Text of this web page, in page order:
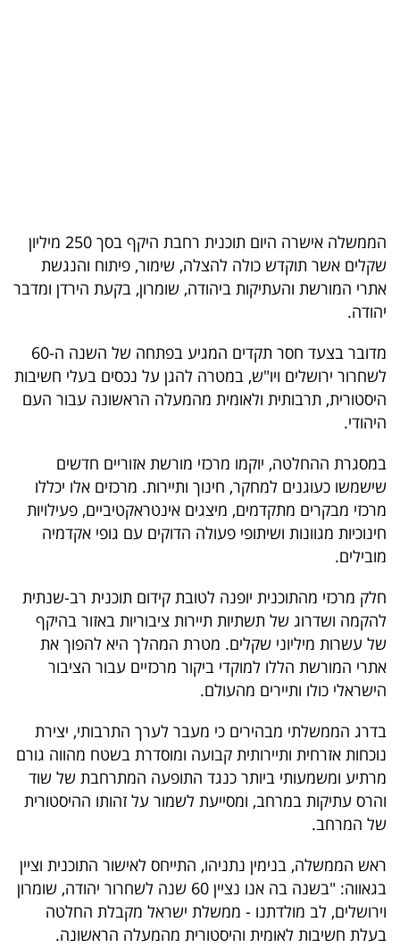
המילון
הכלכלי
פודקאסט
40
UNDER
40
שיתופי
פעולה
דרושים
ניוזלטרים
אדום
פרסמו
באייס
עקבו
אחרינו:
הממשלה אישרה היום תוכנית רחבת היקף בסך 250 מיליון
שקלים אשר תוקדש כולה להצלה, שימור, פיתוח והנגשת
אתרי המורשת והעתיקות ביהודה, שומרון, בקעת הירדן ומדבר
יהודה.
מדובר בצעד חסר תקדים המגיע בפתחה של השנה ה-60
לשחרור ירושלים ויו"ש, במטרה להגן על נכסים בעלי חשיבות
היסטורית, תרבותית ולאומית מהמעלה הראשונה עבור העם
היהודי.
במסגרת ההחלטה, יוקמו מרכזי מורשת אזוריים חדשים
שישמשו כעוגנים למחקר, חינוך ותיירות. מרכזים אלו יכללו
מרכזי מבקרים מתקדמים, מיצגים אינטראקטיביים, פעילויות
חינוכיות מגוונות ושיתופי פעולה הדוקים עם גופי אקדמיה
מובילים.
חלק מרכזי מהתוכנית יופנה לטובת קידום תוכנית רב-שנתית
להקמה ושדרוג של תשתיות תיירות ציבוריות באזור בהיקף
של עשרות מיליוני שקלים. מטרת המהלך היא להפוך את
אתרי המורשת הללו למוקדי ביקור מרכזיים עבור הציבור
הישראלי כולו ותיירים מהעולם.
בדרג הממשלתי מבהירים כי מעבר לערך התרבותי, יצירת
נוכחות אזרחית ותיירותית קבועה ומוסדרת בשטח מהווה גורם
מרתיע ומשמעותי ביותר כנגד התופעה המתרחבת של שוד
והרס עתיקות במרחב, ומסייעת לשמור על זהותו ההיסטורית
של המרחב.
ראש הממשלה, בנימין נתניהו, התייחס לאישור התוכנית וציין
בגאווה: "בשנה בה אנו נציין 60 שנה לשחרור יהודה, שומרון
וירושלים, לב מולדתנו - ממשלת ישראל מקבלת החלטה
בעלת חשיבות לאומית והיסטורית מהמעלה הראשונה.